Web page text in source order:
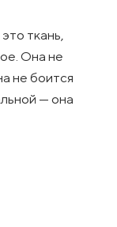
ткань,
Она не
не боится
— она